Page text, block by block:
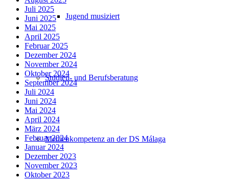
Jugend musiziert
Studien- und Berufsberatung
Medienkompetenz an der DS Málaga
Juli 2025
Juni 2025
Mai 2025
April 2025
Februar 2025
Dezember 2024
November 2024
Oktober 2024
September 2024
Juli 2024
Juni 2024
Mai 2024
April 2024
März 2024
Februar 2024
Januar 2024
Dezember 2023
November 2023
Oktober 2023